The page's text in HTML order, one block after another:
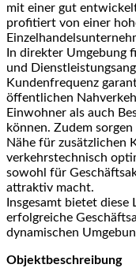
mit einer gut
profitiert von einer
In direkter Umgebung
und
Kundenfrequenz
öffentlichen
Einwohner als auch
können. Zudem
Nähe für zusätzlichen
verkehrstechnisch
sowohl für
attraktiv macht.
Insgesamt bietet
erfolgreiche
dynamischen
Objektbeschreibung